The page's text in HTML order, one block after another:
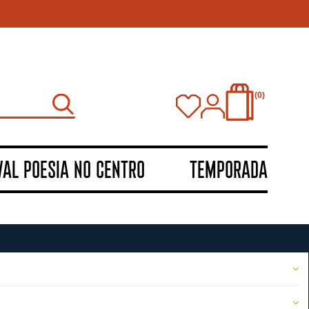
0
POESIA NO CENTRO TEMPORADA